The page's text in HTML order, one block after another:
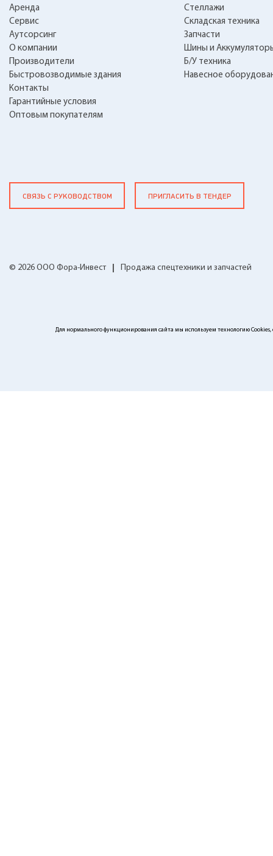
Аренда
Сервис
Аутсорсинг
О компании
Производители
Быстровозводимые здания
Контакты
Гарантийные условия
Оптовым покупателям
Стеллажи
Складская техника
Запчасти
Шины и
Б/У техника
Навесное
СВЯЗЬ С РУКОВОДСТВОМ ПРИГЛАСИТЬ В ТЕНДЕР
© 2026 ООО Фора-Инвест Продажа спецтехники и запчастей
Для нормального функционирования сайта мы используем технологию